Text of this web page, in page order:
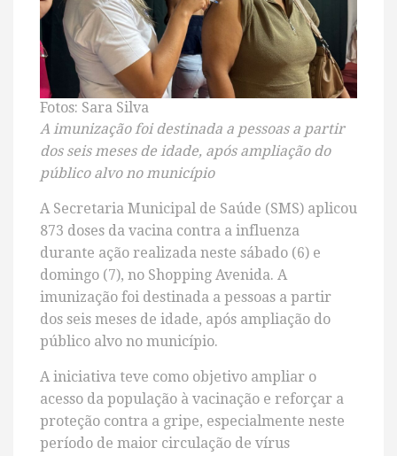
Fotos: Sara Silva
A imunização foi destinada a pessoas a partir
dos seis meses de idade, após ampliação do
público alvo no município
A Secretaria Municipal de Saúde (SMS) aplicou
873 doses da vacina contra a influenza
durante ação realizada neste sábado (6) e
domingo (7), no Shopping Avenida. A
imunização foi destinada a pessoas a partir
dos seis meses de idade, após ampliação do
público alvo no município.
A iniciativa teve como objetivo ampliar o
acesso da população à vacinação e reforçar a
proteção contra a gripe, especialmente neste
período de maior circulação de vírus